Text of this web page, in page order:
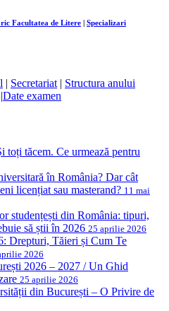
Facultatea de Litere | Specializari
| Secretariat | Structura anului
|Date examen
toți tăcem. Ce urmează pentru
în România? Dar cât
licențiat sau masterand? 11 mai
studențești din România: tipuri,
să știi în 2026 25 aprilie 2026
Drepturi, Tăieri și Cum Te
2026
2026 – 2027 / Un Ghid
25 aprilie 2026
din București – O Privire de